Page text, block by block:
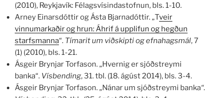
(2010), Reykjavík: Félagsvísindastofnun, bls. 1-10.
Arney Einarsdóttir og Ásta Bjarnadóttir. „Tveir
vinnumarkaðir og hrun: Áhrif á upplifun og hegðun
starfsmanna“. Tímarit um viðskipti og efnahagsmál, 7
(1) (2010), bls. 1-21.
Ásgeir Brynjar Torfason. „Hvernig er sjóðstreymi
banka“. Vísbending, 31. tbl. (18. ágúst 2014), bls. 3-4.
Ásgeir Brynjar Torfason. „Nánar um sjóðstreymi banka“.